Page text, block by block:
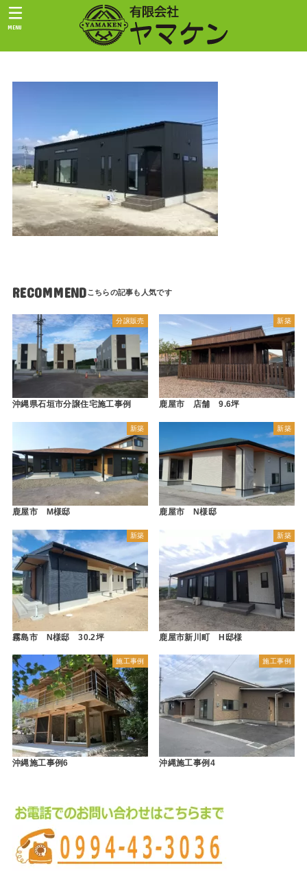
MENU
RECOMMEND
分譲販売
沖縄県石垣市分譲住宅施工事例
新築
鹿屋市 店舗 9.6坪
新築
鹿屋市 M様邸
新築
鹿屋市 N様邸
新築
霧島市 N様邸 30.2坪
新築
鹿屋市新川町 H邸様
施工事例
沖縄施工事例6
施工事例
沖縄施工事例4